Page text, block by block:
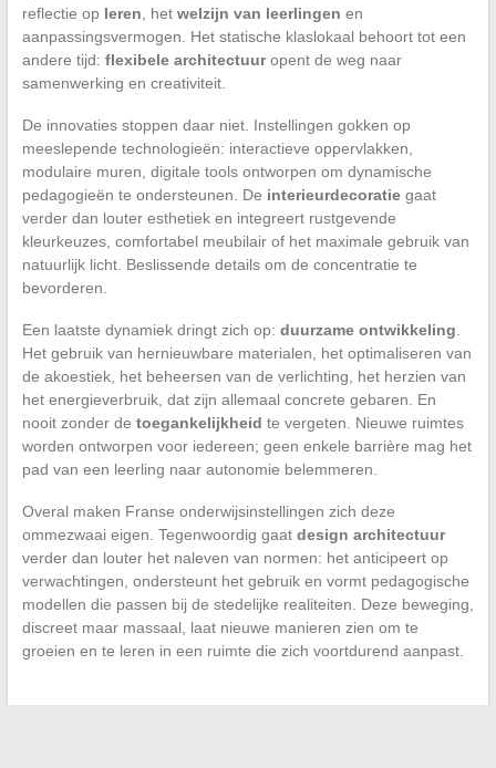
reflectie op leren , het welzijn van leerlingen en
aanpassingsvermogen. Het statische klaslokaal behoort tot een
andere tijd: flexibele architectuuropent de weg naar
samenwerking en creativiteit.
De innovaties stoppen daar niet. Instellingen gokken op
meeslepende technologieën: interactieve oppervlakken,
modulaire muren, digitale tools ontworpen om dynamische
pedagogieën te ondersteunen. De interieurdecoratiegaat
verder dan louter esthetiek en integreert rustgevende
kleurkeuzes, comfortabel meubilair of het maximale gebruik van
natuurlijk licht. Beslissende details om de concentratie te
bevorderen.
Een laatste dynamiek dringt zich op: duurzame ontwikkeling
Het gebruik van hernieuwbare materialen, het optimaliseren van
de akoestiek, het beheersen van de verlichting, het herzien van
het energieverbruik, dat zijn allemaal concrete gebaren. En
nooit zonder de toegankelijkheid te vergeten. Nieuwe ruimtes
worden ontworpen voor iedereen; geen enkele barrière mag het
pad van een leerling naar autonomie belemmeren.
Overal maken Franse onderwijsinstellingen zich deze
ommezwaai eigen. Tegenwoordig gaat design architectuur
verder dan louter het naleven van normen: het anticipeert op
verwachtingen, ondersteunt het gebruik en vormt pedagogische
modellen die passen bij de stedelijke realiteiten. Deze beweging,
discreet maar massaal, laat nieuwe manieren zien om te
groeien en te leren in een ruimte die zich voortdurend aanpast.